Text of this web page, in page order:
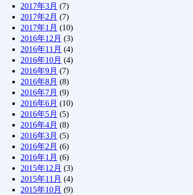
2017年3月 (7)
2017年2月 (7)
2017年1月 (10)
2016年12月 (3)
2016年11月 (4)
2016年10月 (4)
2016年9月 (7)
2016年8月 (8)
2016年7月 (9)
2016年6月 (10)
2016年5月 (5)
2016年4月 (8)
2016年3月 (5)
2016年2月 (6)
2016年1月 (6)
2015年12月 (3)
2015年11月 (4)
2015年10月 (9)